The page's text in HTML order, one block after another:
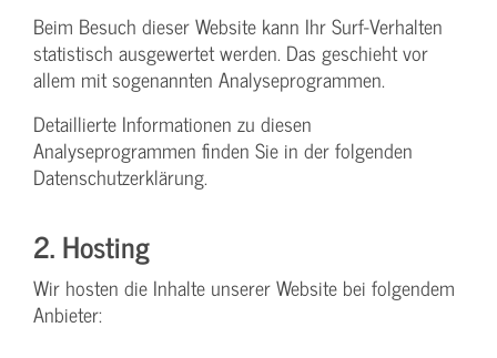
Beim Besuch dieser Website kann Ihr Surf-Verhalten
statistisch ausgewertet werden. Das geschieht vor
allem mit sogenannten Analyseprogrammen.
Detaillierte Informationen zu diesen
Analyseprogrammen finden Sie in der folgenden
Datenschutzerklärung.
2. Hosting
Wir hosten die Inhalte unserer Website bei folgendem
Anbieter: